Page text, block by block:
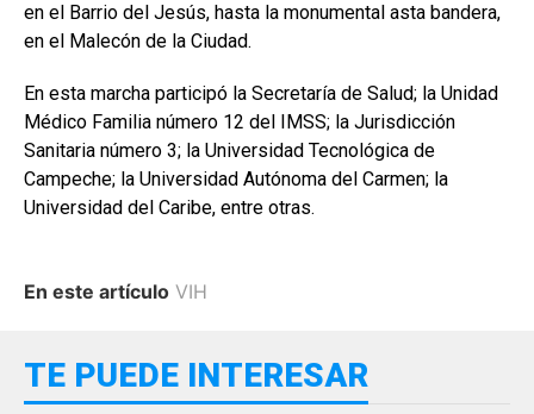
en el Barrio del Jesús, hasta la monumental asta bandera,
en el Malecón de la Ciudad.
En esta marcha participó la Secretaría de Salud; la Unidad
Médico Familia número 12 del IMSS; la Jurisdicción
Sanitaria número 3; la Universidad Tecnológica de
Campeche; la Universidad Autónoma del Carmen; la
Universidad del Caribe, entre otras.
En este artículo VIH
TE PUEDE INTERESAR